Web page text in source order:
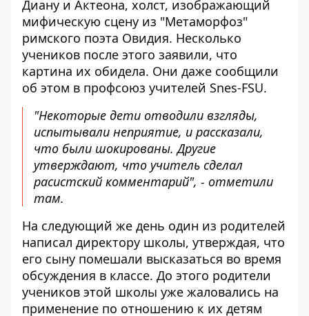
Диану и Актеона, холст, изображающий
мифическую сцену из "Метаморфоз"
римского поэта Овидия. Несколько
учеников после этого заявили, что
картина их обидела. Они даже сообщили
об этом в профсоюз учителей Snes-FSU.
"Некоторые дети отводили взгляды,
испытывали неприятие, и рассказали,
что были шокированы. Другие
утверждают, что учитель сделал
расистский комментарий", - отметили
там.
На следующий же день один из родителей
написал директору школы, утверждая, что
его сыну помешали высказаться во время
обсуждения в классе. До этого родители
учеников этой школы уже жаловались на
применение по отношению к их детям